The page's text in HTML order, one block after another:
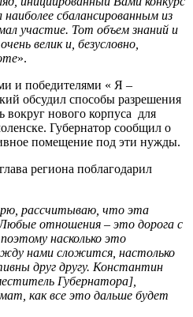
сбалансированным из
участие. Тот объем знаний и
велик и, безусловно,
».
и победителями « Я –
обсудил способы разрешения
вокруг нового корпуса для
Губернатор сообщил о
помещение под эти нужды.
региона поблагодарил
рассчитываю, что эта
Любые отношения – это дорога с
насколько это
нами сложится, настолько
друг другу. Константин
Губернатора],
как все это дальше будет